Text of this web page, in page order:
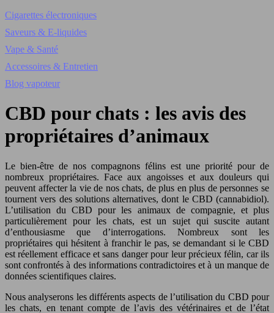
Cigarettes électroniques
Saveurs & E-liquides
Vape & Santé
Accessoires & Entretien
Blog vapoteur
CBD pour chats : les avis des
propriétaires d’animaux
Le bien-être de nos compagnons félins est une priorité pour de
nombreux propriétaires. Face aux angoisses et aux douleurs qui
peuvent affecter la vie de nos chats, de plus en plus de personnes se
tournent vers des solutions alternatives, dont le CBD (cannabidiol).
L’utilisation du CBD pour les animaux de compagnie, et plus
particulièrement pour les chats, est un sujet qui suscite autant
d’enthousiasme que d’interrogations. Nombreux sont les
propriétaires qui hésitent à franchir le pas, se demandant si le CBD
est réellement efficace et sans danger pour leur précieux félin, car ils
sont confrontés à des informations contradictoires et à un manque de
données scientifiques claires.
Nous analyserons les différents aspects de l’utilisation du CBD pour
les chats, en tenant compte de l’avis des vétérinaires et de l’état